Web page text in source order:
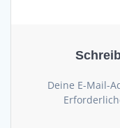
Deine E-Mail-